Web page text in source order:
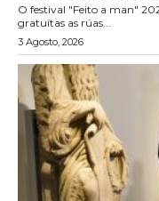
O festival "Feito a man"
gratuítas as rúas...
3 Agosto, 2026